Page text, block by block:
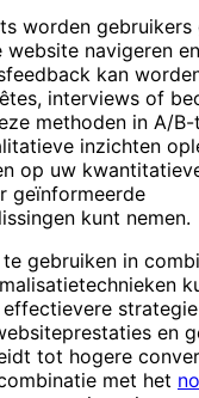
worden gebruikers
navigeren
kan
interviews of
methoden in A/
inzichten
op uw
geïnformeerde
kunt nemen.
gebruiken in
en
tot hogere
met het